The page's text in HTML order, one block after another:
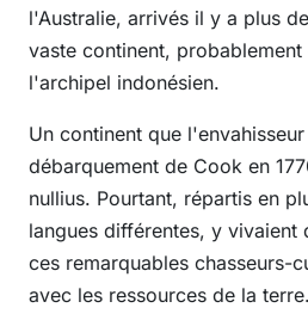
l'Australie, arrivés il y a plus
vaste continent,
l'archipel indonésien.
Un continent que
débarquement de Cook en
nullius. Pourtant, répartis en
langues différentes, y vivaient
ces remarquables chasseurs-
avec les ressources de la